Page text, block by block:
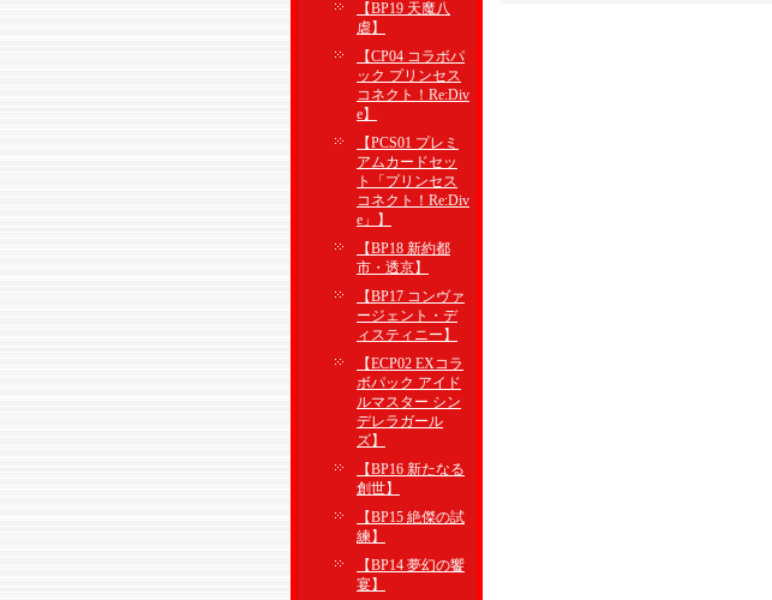
【BP19 天魔八
虐】
【CP04 コラボパ
ック プリンセス
コネクト！Re:Div
e】
【PCS01 プレミ
アムカードセッ
ト「プリンセス
コネクト！Re:Div
e」】
【BP18 新約都
市・透京】
【BP17 コンヴァ
ージェント・デ
ィスティニー】
【ECP02 EXコラ
ボパック アイド
ルマスター シン
デレラガール
ズ】
【BP16 新たなる
創世】
【BP15 絶傑の試
練】
【BP14 夢幻の饗
宴】